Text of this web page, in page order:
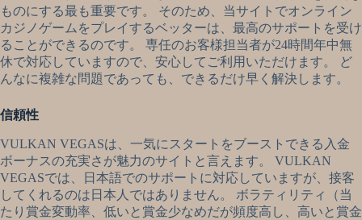
ものにする最も重要です。 そのため、当サイトでオンライン
カジノゲームをプレイするベッターは、最高のサポートを受け
ることができるのです。 専任のお客様担当者が24時間年中無
休で対応していますので、安心してご利用いただけます。 ど
んなに複雑な問題であっても、できるだけ早く解決します。
信頼性
VULKAN VEGASは、一気にスタートをブーストできる入金
ボーナスの充実さが魅力のサイトと言えます。 VULKAN
VEGASでは、日本語でのサポートに対応していますが、接客
してくれるのは日本人ではありません。 ボラティリティ（当
たり賞金変動率、低いと賞金少なめだが頻度高し、高いと賞金